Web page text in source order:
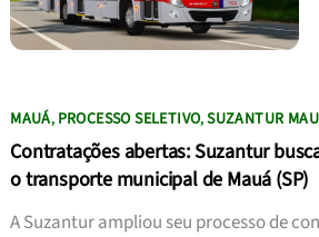
MAUÁ, PROCESSO SELETIVO,SUZANTUR
Contratações abertas: Suzantur
o transporte municipal de Mauá (SP)
A Suzantur ampliou seu processo de